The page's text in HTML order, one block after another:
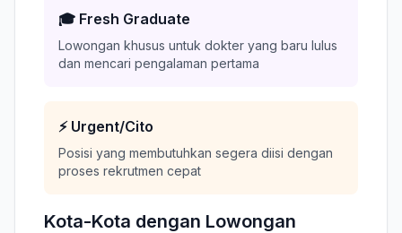
🎓 Fresh Graduate
Lowongan khusus untuk dokter yang baru lulus
dan mencari pengalaman pertama
⚡ Urgent/Cito
Posisi yang membutuhkan segera diisi dengan
proses rekrutmen cepat
Kota-Kota dengan Lowongan